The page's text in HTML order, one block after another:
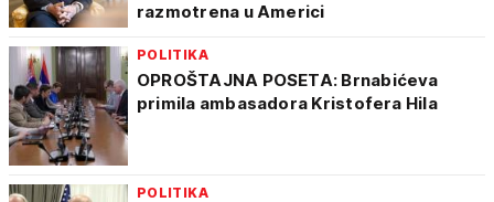
razmotrena u Americi
POLITIKA
OPROŠTAJNA POSETA: Brnabićeva
primila ambasadora Kristofera Hila
POLITIKA